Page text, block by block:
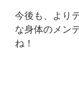
今後も、より
な身体のメン
ね！